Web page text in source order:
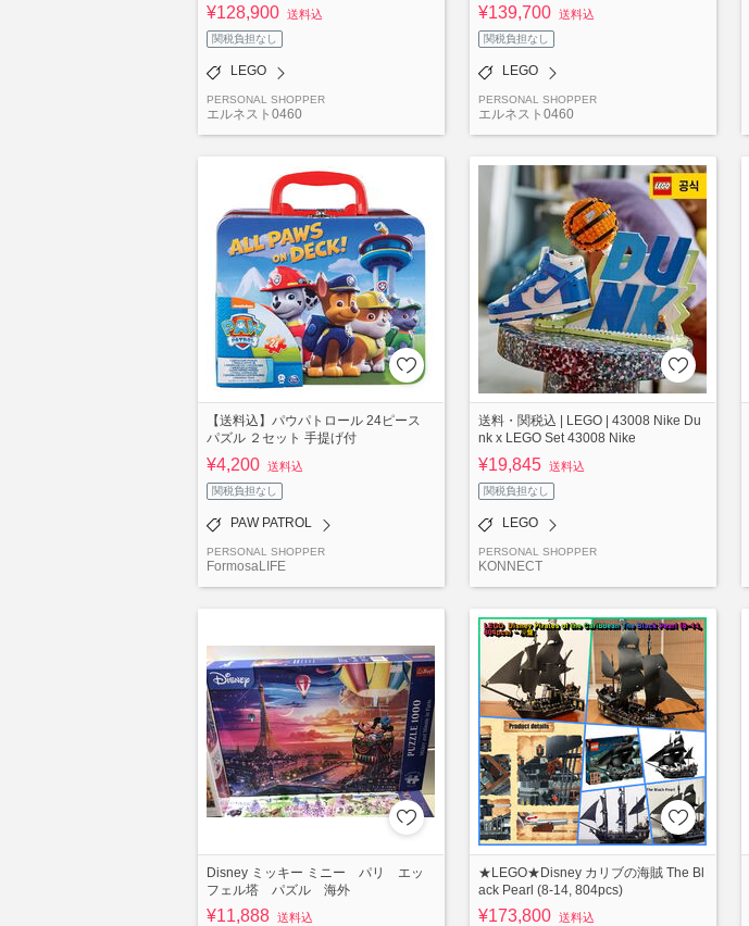
¥128,900 送料込
関税負担なし
LEGO
PERSONAL SHOPPER
エルネスト0460
¥139,700 送料込
関税負担なし
LEGO
PERSONAL SHOPPER
エルネスト0460
【送料込】パウパトロール 24ピース
パズル ２セット 手提げ付
¥4,200 送料込
関税負担なし
PAW PATROL
PERSONAL SHOPPER
FormosaLIFE
送料・関税込 | LEGO | 43008 Nike Du
nk x LEGO Set 43008 Nike
¥19,845 送料込
関税負担なし
LEGO
PERSONAL SHOPPER
KONNECT
Disney ミッキー ミニー パリ エッ
フェル塔 パズル 海外
¥11,888 送料込
★LEGO★Disney カリブの海賊 The Bl
ack Pearl (8-14, 804pcs)
¥173,800 送料込